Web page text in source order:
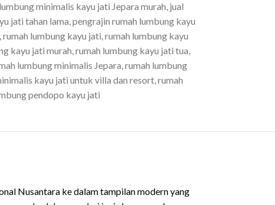
minimalis kayu jati Jepara murah, jual
jati tahan lama,pengrajin rumah lumbung kayu
,rumah lumbung kayu jati,rumah lumbung kayu
kayu jati murah,rumah lumbung kayu jati tua,
lumbung minimalis Jepara,rumah lumbung
kayu jati untuk villa dan resort,rumah
pendopo kayu jati
Nusantara ke dalam tampilan modern yang